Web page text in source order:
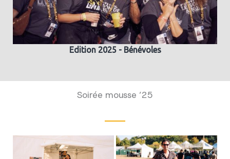
Edition 2025 - Bénévoles
Soirée mousse ’25